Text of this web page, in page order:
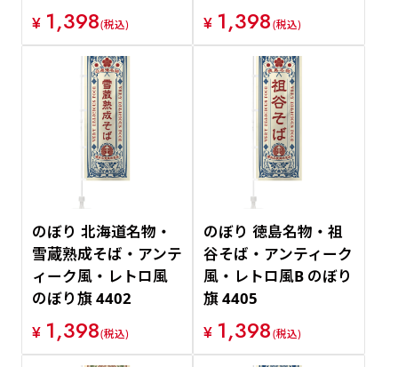
¥ 1,398(税込) ¥ 1,398(税込)
のぼり 北海道名物・
雪蔵熟成そば・アンテ
ィーク風・レトロ風
のぼり旗 4402
¥ 1,398(税込)
のぼり 徳島名物・祖
谷そば・アンティーク
風・レトロ風B のぼり
旗 4405
¥ 1,398(税込)